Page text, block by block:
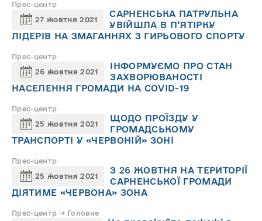
Прес-центр
27 жовтня 2021
САРНЕНСЬКА ПАТРУЛЬНА
УВІЙШЛА В П‘ЯТІРКУ
ЛІДЕРІВ НА ЗМАГАННЯХ З ГИРЬОВОГО СПОРТУ
Прес-центр
26 жовтня 2021
ІНФОРМУЄМО ПРО СТАН
ЗАХВОРЮВАНОСТІ
НАСЕЛЕННЯ ГРОМАДИ НА COVID-19
Прес-центр
25 жовтня 2021
ЩОДО ПРОЇЗДУ У
ГРОМАДСЬКОМУ
ТРАНСПОРТІ У «ЧЕРВОНІЙ» ЗОНІ
Прес-центр
25 жовтня 2021
З 26 ЖОВТНЯ НА ТЕРИТОРІЇ
САРНЕНСЬКОЇ ГРОМАДИ
ДІЯТИМЕ «ЧЕРВОНА» ЗОНА
Прес-центр → Головне